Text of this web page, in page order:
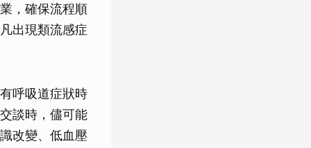
，確保流程順
出現類流感症
呼吸道症狀時
談時，儘可能
改變、低血壓